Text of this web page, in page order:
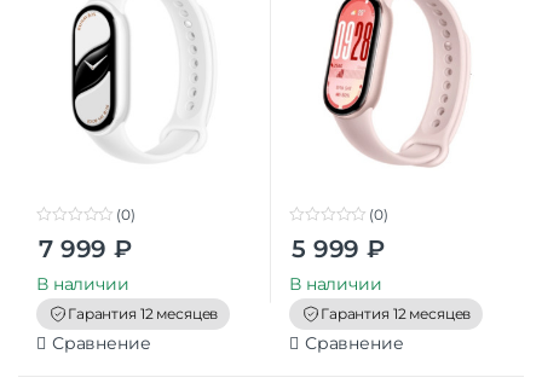
o
t
o
f
5
(0)
7 999 ₽
В наличии
Гарантия 12 месяцев
Сравнение
o
t
o
f
5
(0)
5 999 ₽
В наличии
Гарантия 12 месяцев
Сравнение